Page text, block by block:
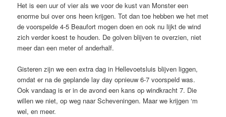
Het is een uur of vier als we voor de kust van Monster een
enorme bui over ons heen krijgen. Tot dan toe hebben we het met
de voorspelde 4-5 Beaufort mogen doen en ook nu lijkt de wind
zich verder koest te houden. De golven blijven te overzien, niet
meer dan een meter of anderhalf.
Gisteren zijn we een extra dag in Hellevoetsluis blijven liggen,
omdat er na de geplande lay day opnieuw 6-7 voorspeld was.
Ook vandaag is er in de avond een kans op windkracht 7. Die
willen we niet, op weg naar Scheveningen. Maar we krijgen ‘m
wel, en meer.